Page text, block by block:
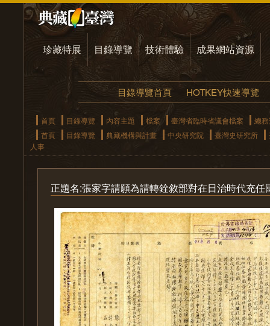
珍藏特展 目錄導覽 技術體驗 成果網站資源
目錄導覽首頁 HOTKEY快速導覽
首頁 目錄導覽 內容主題 檔案 臺灣省臨時省議會檔案
總
首頁
目錄導覽 典藏機構與計畫 中央研究院 臺灣史研究所
人事
正題名:張家字請願為請轉銓敘部對在日治時代充